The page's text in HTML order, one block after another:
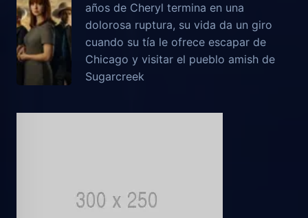
años de Cheryl termina en una
dolorosa ruptura, su vida da un giro
cuando su tía le ofrece escapar de
Chicago y visitar el pueblo amish de
Sugarcreek